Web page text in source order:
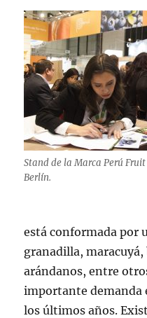
Stand de la Marca Perú
Berlín.
está conformada por
granadilla,
arándanos, entre
importante demanda
los últimos años.